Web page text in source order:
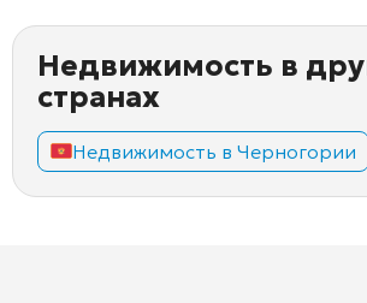
Недвижимость в
странах
Недвижимость в Черногории